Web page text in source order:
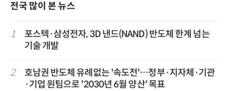
전국 많이 본 뉴스
1
포스텍·삼성전자, 3D 낸드(NAND) 반도체 한계 넘는
기술 개발
2
호남권 반도체 유례없는 '속도전'…정부·지자체·기관
·기업 원팀으로 '2030년 6월 양산' 목표